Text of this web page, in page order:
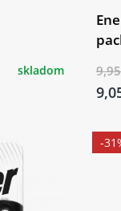
skladom
-